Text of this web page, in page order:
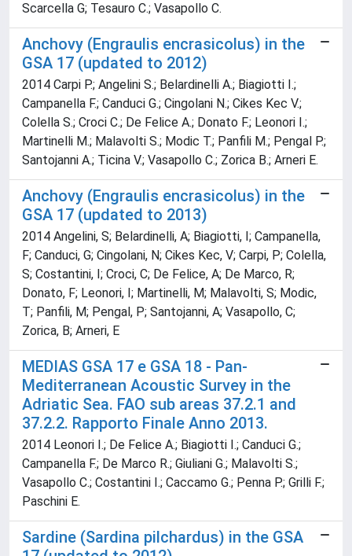
Scarcella G; Tesauro C.; Vasapollo C.
Anchovy (Engraulis encrasicolus) in the
GSA 17 (updated to 2012)
2014 Carpi P.; Angelini S.; Belardinelli A.; Biagiotti I.;
Campanella F.; Canduci G.; Cingolani N.; Cikes Kec V.;
Colella S.; Croci C.; De Felice A.; Donato F.; Leonori I.;
Martinelli M.; Malavolti S.; Modic T.; Panfili M.; Pengal P.;
Santojanni A.; Ticina V.; Vasapollo C.; Zorica B.; Arneri E.
Anchovy (Engraulis encrasicolus) in the
GSA 17 (updated to 2013)
2014 Angelini, S; Belardinelli, A; Biagiotti, I; Campanella,
F; Canduci, G; Cingolani, N; Cikes Kec, V; Carpi, P; Colella,
S; Costantini, I; Croci, C; De Felice, A; De Marco, R;
Donato, F; Leonori, I; Martinelli, M; Malavolti, S; Modic,
T; Panfili, M; Pengal, P; Santojanni, A; Vasapollo, C;
Zorica, B; Arneri, E
MEDIAS GSA 17 e GSA 18 - Pan-
Mediterranean Acoustic Survey in the
Adriatic Sea. FAO sub areas 37.2.1 and
37.2.2. Rapporto Finale Anno 2013.
2014 Leonori I.; De Felice A.; Biagiotti I.; Canduci G.;
Campanella F.; De Marco R.; Giuliani G.; Malavolti S.;
Vasapollo C.; Costantini I.; Caccamo G.; Penna P.; Grilli F.;
Paschini E.
Sardine (Sardina pilchardus) in the GSA